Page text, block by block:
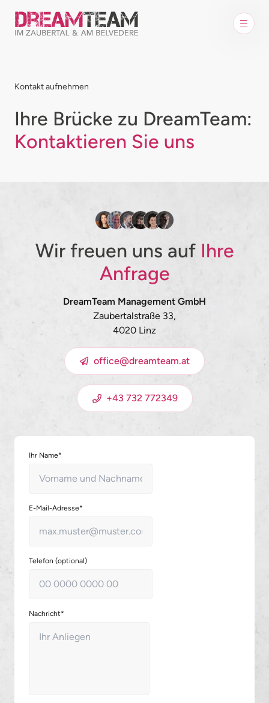
Kontakt aufnehmen
Ihre Brücke zu DreamTeam:
Kontaktieren Sie uns
Wir freuen uns auf Ihre
Anfrage
DreamTeam Management GmbH
Zaubertalstraße 33,
4020 Linz
office@dreamteam.at
+43 732 772349
Ihr Name*
E-Mail-Adresse*
Telefon (optional)
Nachricht*